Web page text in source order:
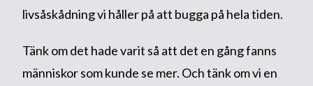
livsåskådning vi håller på att bugga på hela tiden.
Tänk om det hade varit så att det en gång fanns
människor som kunde se mer. Och tänk om vi en